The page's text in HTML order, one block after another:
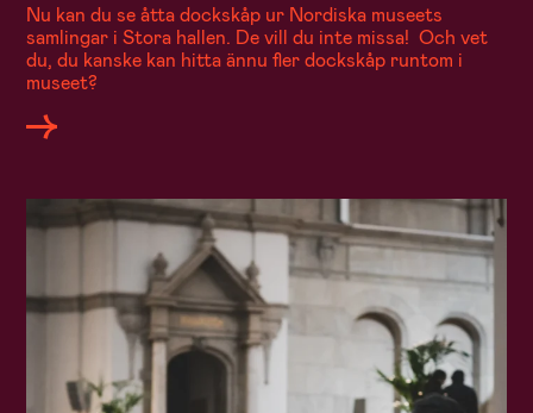
Nu kan du se åtta dockskåp ur Nordiska museets
samlingar i Stora hallen. De vill du inte missa! Och vet
du, du kanske kan hitta ännu fler dockskåp runtom i
museet?